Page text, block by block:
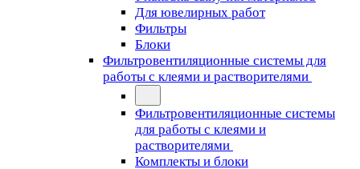
Для ювелирных работ
Фильтры
Блоки
Фильтровентиляционные системы для
работы с клеями и растворителями
Фильтровентиляционные системы
для работы с клеями и
растворителями
Комплекты и блоки